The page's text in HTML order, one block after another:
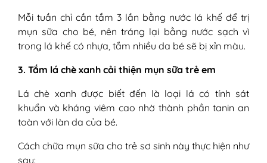
Mỗi tuần chỉ cần tắm 3 lần bằng nước lá khế để trị
mụn sữa cho bé, nên tráng lại bằng nước sạch vì
trong lá khế có nhựa, tắm nhiều da bé sẽ bị xỉn màu.
3. Tắm lá chè xanh cải thiện mụn sữa trẻ em
Lá chè xanh được biết đến là loại lá có tính sát
khuẩn và kháng viêm cao nhờ thành phần tanin an
toàn với làn da của bé.
Cách chữa mụn sữa cho trẻ sơ sinh này thực hiện như
sau: